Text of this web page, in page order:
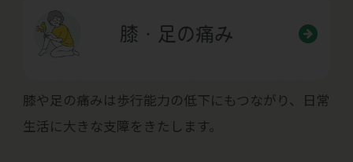
膝・足の痛み
膝や足の痛みは歩行能力の低下にもつながり、日常
生活に大きな支障をきたします。